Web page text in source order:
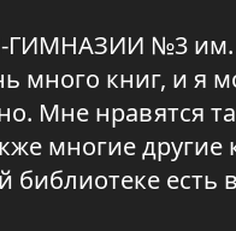
№3
много книг, и я
Мне нравятся
многие другие
есть